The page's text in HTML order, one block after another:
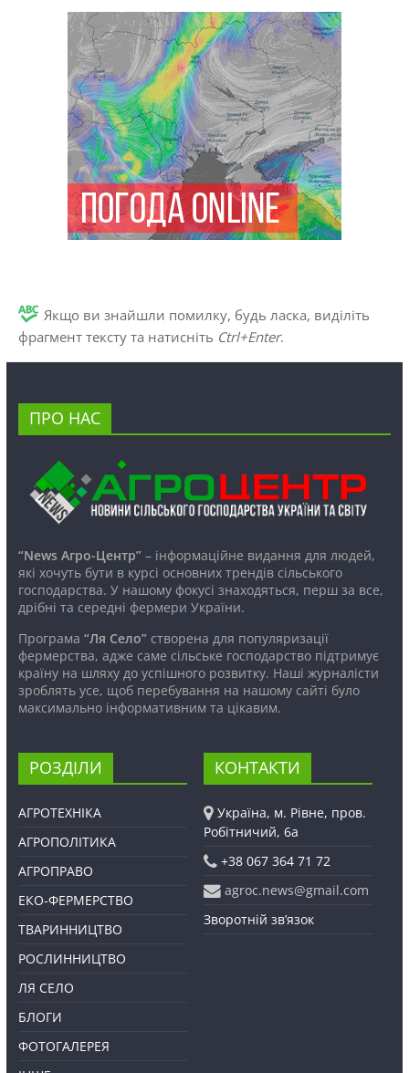
Якщо ви знайшли помилку, будь ласка, виділіть
фрагмент тексту та натисніть Ctrl+Enter.
ПРО НАС
“News Агро-Центр”– інформаційне видання для людей,
які хочуть бути в курсі основних трендів сільського
господарства. У нашому фокусі знаходяться, перш за все,
дрібні та середні фермери України.
Програма “Ля Село”створена для популяризації
фермерства, адже саме сільське господарство підтримує
країну на шляху до успішного розвитку. Наші журналісти
зроблять усе, щоб перебування на нашому сайті було
максимально інформативним та цікавим.
РОЗДІЛИ
АГРОТЕХНІКА
АГРОПОЛІТИКА
АГРОПРАВО
ЕКО-ФЕРМЕРСТВО
ТВАРИННИЦТВО
РОСЛИННИЦТВО
ЛЯ СЕЛО
БЛОГИ
ФОТОГАЛЕРЕЯ
КОНТАКТИ
Україна, м. Рівне, пров.
Робітничий, 6а
+38 067 364 71 72
agroc.news@gmail.com
Зворотній зв’язок